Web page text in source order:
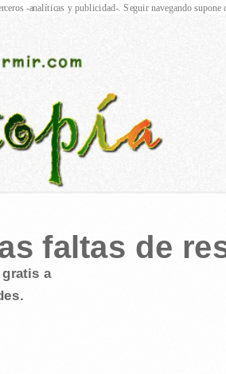
faltas de
gratis a
-analíticas y publicidad-. Seguir navegando supone